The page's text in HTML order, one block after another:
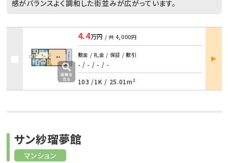
感がバランスよく調和した街並みが広がっています。
4.4万円 / 共 4,000円
敷金 / 礼金 / 保証 / 敷引
- / - / - / -
103 /1K / 25.01m²
部屋
詳細
マンション
サン紗瑠夢館